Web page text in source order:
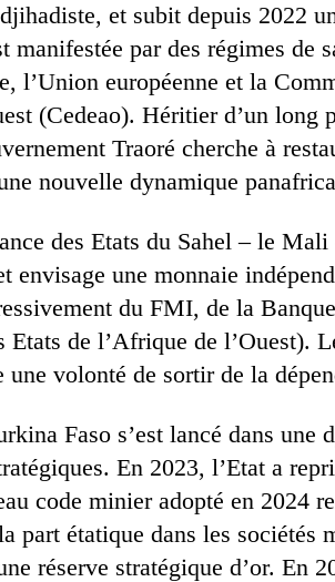
et subit depuis 2022
manifestée par des régimes de
l’Union européenne et la
(Cedeao). Héritier d’un long
Traoré cherche à
nouvelle dynamique
des Etats du Sahel – le
envisage une monnaie
du FMI, de la
de l’Afrique de l’Ouest).
volonté de sortir de la
Faso s’est lancé dans une
En 2023, l’Etat a
code minier adopté en 2024
part étatique dans les sociétés
réserve stratégique d’or. En